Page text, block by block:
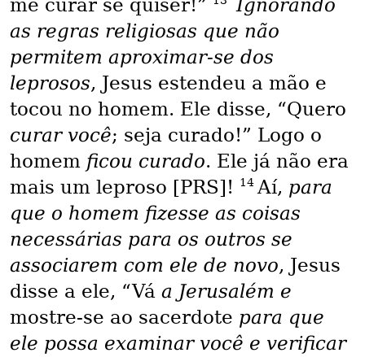
me curar se quiser!”
Ignorando
as regras religiosas que não
permitem aproximar-se dos
leprosos, Jesus estendeu a mão e
tocou no homem. Ele disse, “Quero
curar você; seja curado!” Logo o
homem ficou curado. Ele já não era
mais um leproso [PRS]!
14 Aí, para
que o homem fizesse as coisas
necessárias para os outros se
associarem com ele de novo, Jesus
disse a ele, “Vá a Jerusalém e
mostre-se ao sacerdote para que
ele possa examinar você e verificar